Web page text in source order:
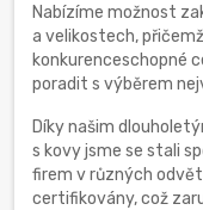
Nabízíme možnost
a velikostech,
konkurenceschopné
poradit s výběrem
Díky našim
s kovy jsme se stali
firem v různých
certifikovány, což